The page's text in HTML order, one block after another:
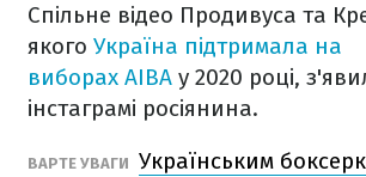
Спільне відео Продивуса та
якого Україна підтримала на
виборах AIBA у 2020 році,
інстаграмі росіянина.
ВАРТЕ УВАГИ Українським